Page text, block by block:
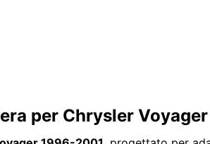
per Chrysler